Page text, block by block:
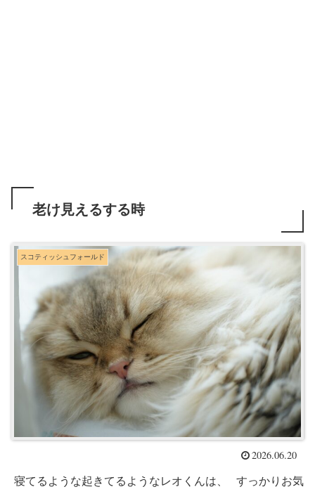
老け見えるする時
スコティッシュフォールド
2026.06.20
寝てるような起きてるようなレオくんは、 すっかりお気